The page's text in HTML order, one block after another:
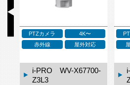
PTZカメラ
4K〜
赤外線
屋外対応
i-PRO WV-X67700-
Z3L3